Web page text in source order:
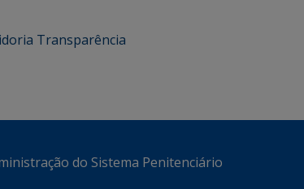
Transparência
do Sistema Penitenciário